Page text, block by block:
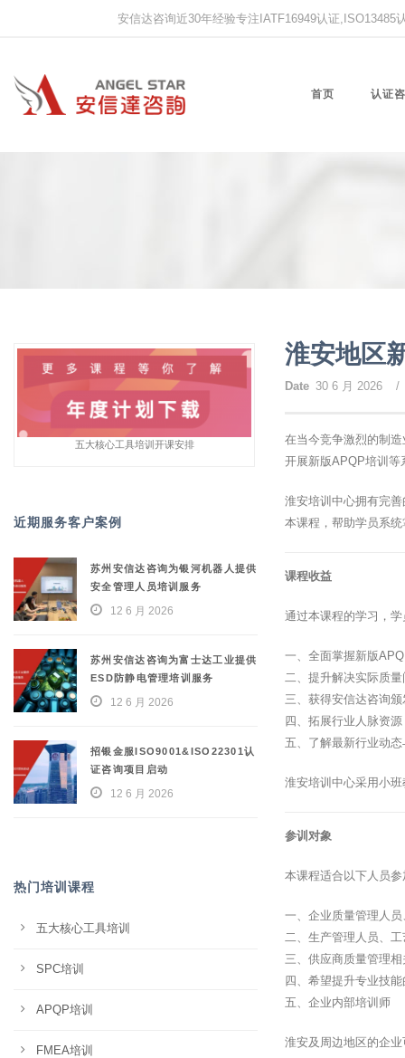
安信达咨询近30年经验专注IATF16949认证
首页 认证
淮安地区
Date 30 6 月 2026 /
在当今竞争激烈的制
开展新版APQP培训等
淮安培训中心拥有完
本课程，帮助学员系
课程收益
通过本课程的学习，
一、全面掌握新版
二、提升解决实际质
三、获得安信达咨询
四、拓展行业人脉资
五、了解最新行业动
淮安培训中心采用小
参训对象
本课程适合以下人员参
一、企业质量管理人
二、生产管理人员、
三、供应商质量管理
四、希望提升专业技
五、企业内部培训师
淮安及周边地区的企
五大核心工具培训开课安排
近期服务客户案例
苏州安信达咨询为银河机器人提供
安全管理人员培训服务
12 6 月 2026
苏州安信达咨询为富士达工业提供
ESD防静电管理培训服务
12 6 月 2026
招银金服ISO9001&ISO22301认
证咨询项目启动
12 6 月 2026
热门培训课程
五大核心工具培训
SPC培训
APQP培训
FMEA培训